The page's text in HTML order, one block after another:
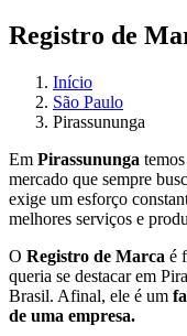
Registro de
Início
São Paulo
Pirassununga
Em Pirassununga
mercado que sempre
exige um esforço
melhores serviços e
O Registro de Marca é
queria se destacar em
Brasil. Afinal, ele é um
de uma empresa.